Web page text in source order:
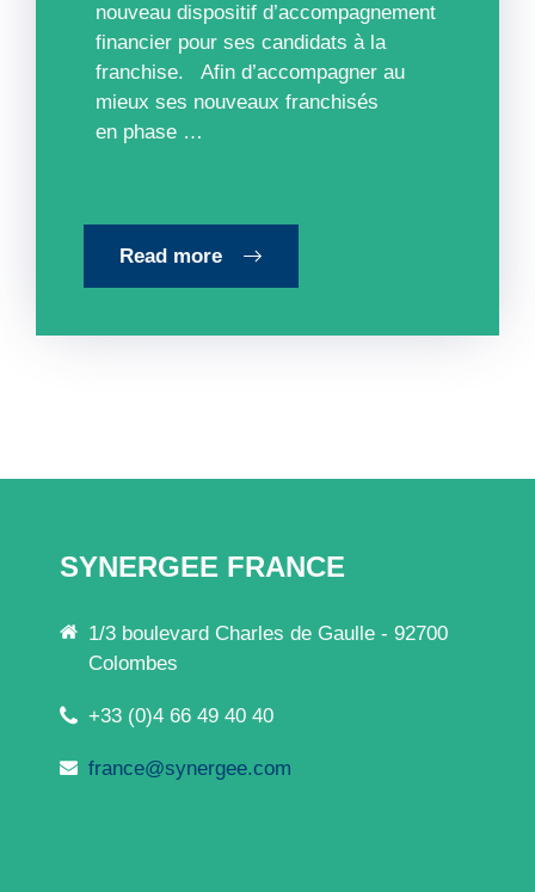
nouveau dispositif d’accompagnement
financier pour ses candidats à la
franchise. Afin d’accompagner au
mieux ses nouveaux franchisés
en phase …
Read more
SYNERGEE FRANCE
1/3 boulevard Charles de Gaulle - 92700
Colombes
+33 (0)4 66 49 40 40
france@synergee.com